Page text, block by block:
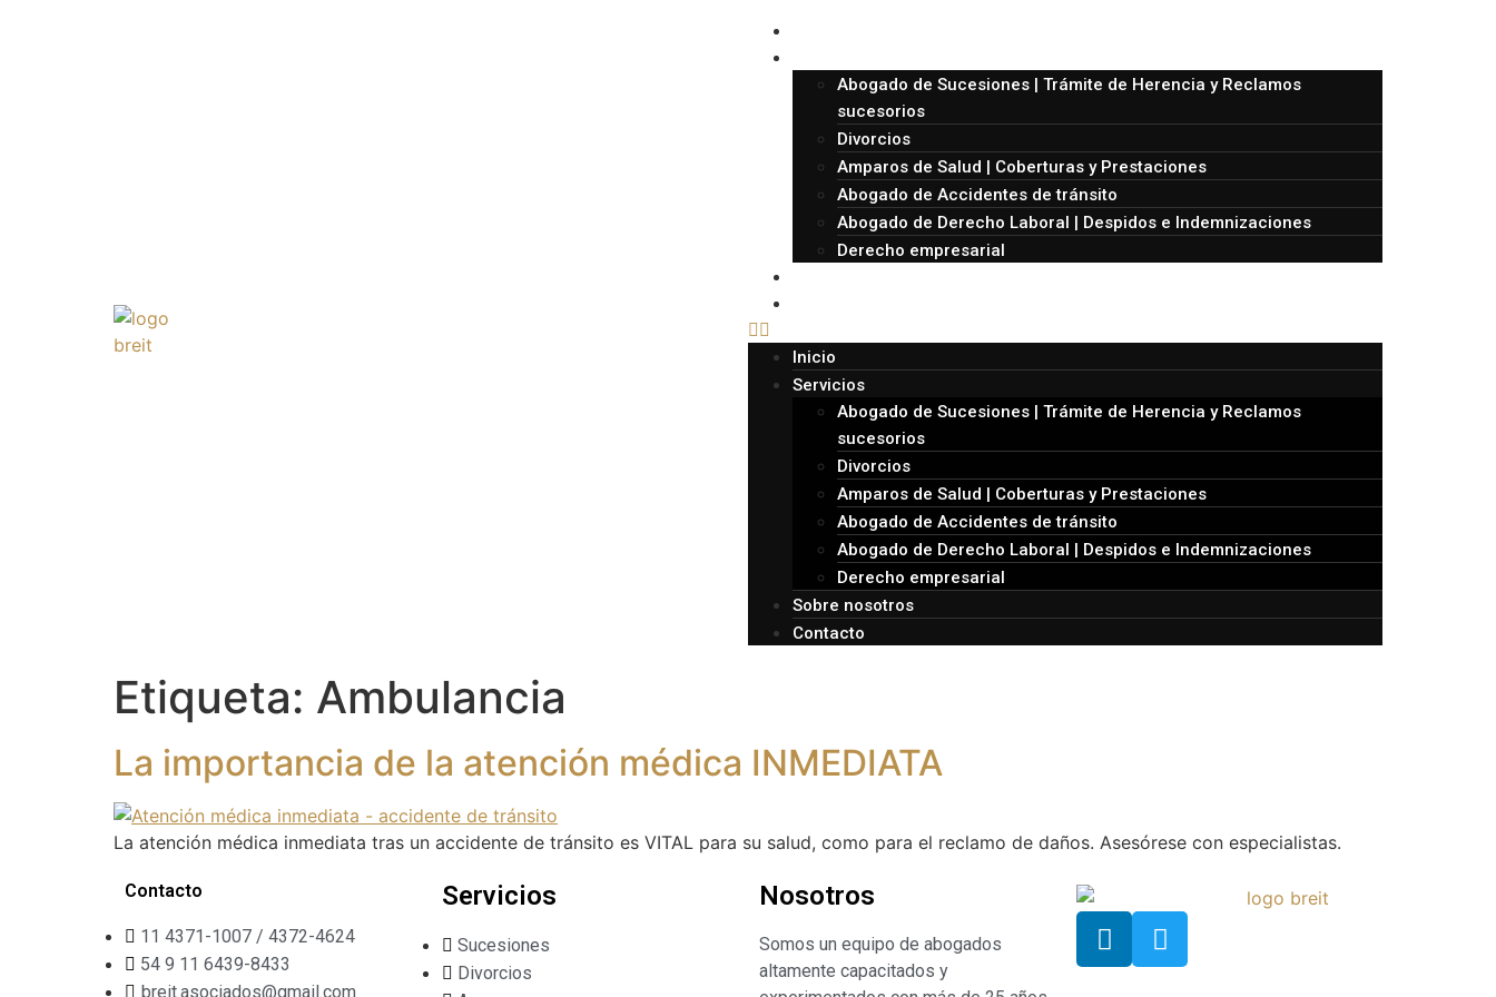
Abogado de Sucesiones | Trámite de Herencia y Reclamos
sucesorios
Divorcios
Amparos de Salud | Coberturas y Prestaciones
Abogado de Accidentes de tránsito
Abogado de Derecho Laboral | Despidos e Indemnizaciones
Derecho empresarial
Inicio
Servicios
Abogado de Sucesiones | Trámite de Herencia y Reclamos
sucesorios
Divorcios
Amparos de Salud | Coberturas y Prestaciones
Abogado de Accidentes de tránsito
Abogado de Derecho Laboral | Despidos e Indemnizaciones
Derecho empresarial
Sobre nosotros
Contacto
Etiqueta: Ambulancia
La importancia de la atención médica INMEDIATA
La atención médica inmediata tras un accidente de tránsito es VITAL para su salud, como para el reclamo de daños. Asesórese con especialistas.
Contacto
11 4371-1007 / 4372-4624
54 9 11 6439-8433
breit.asociados@gmail.com
Servicios
Sucesiones
Divorcios
Nosotros
Somos un equipo de abogados
altamente capacitados y